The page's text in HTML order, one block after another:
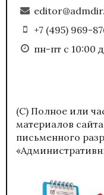
+7 (495) 969-
пн-пт с 10:00
(С) Полное или
материалов
письменного